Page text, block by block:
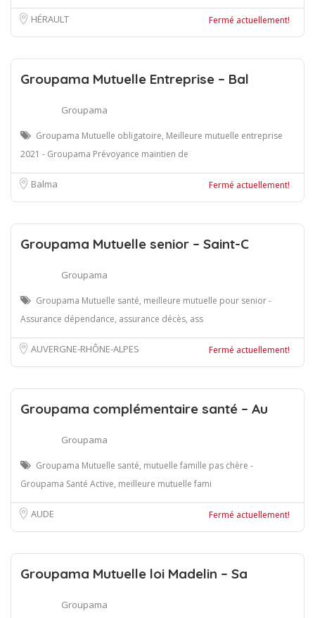
HÉRAULT Fermé actuellement!
Groupama Mutuelle Entreprise – Bal
Groupama
Groupama Mutuelle obligatoire, Meilleure mutuelle entreprise
2021 - Groupama Prévoyance maintien de
Balma Fermé actuellement!
Groupama Mutuelle senior – Saint-C
Groupama
Groupama Mutuelle santé, meilleure mutuelle pour senior -
Assurance dépendance, assurance décès, ass
AUVERGNE-RHÔNE-ALPES Fermé actuellement!
Groupama complémentaire santé – Au
Groupama
Groupama Mutuelle santé, mutuelle famille pas chère -
Groupama Santé Active, meilleure mutuelle fami
AUDE Fermé actuellement!
Groupama Mutuelle loi Madelin – Sa
Groupama